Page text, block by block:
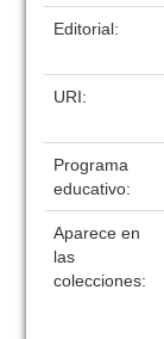
Editorial:
URI:
Programa
educativo:
Aparece en
las
colecciones: